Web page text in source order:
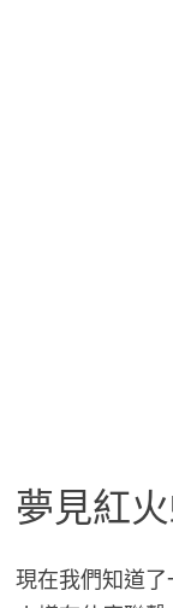
夢見紅
現在我們知道